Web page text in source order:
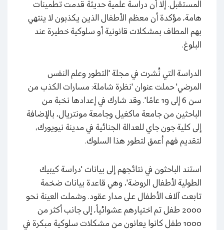
المستقبل. إلا أن دراسة علمية حديثة قدمت تطمينات
هامة، مؤكدة أن معظم الأطفال الذين يكذبون لا ينتهي
بهم المطاف بمشكلات قانونية أو سلوكية خطيرة عند
البلوغ.
الدراسة التي نُشرت في مجلة 'التطور وعلم النفس
المرضي' حملت عنوان 'نظرة شاملة: مسارات الكذب من
سن 6 إلى 19 عامًا'. وقد شارك في إعدادها نخبة من
الباحثين من جامعة ماكغيل وجامعة مونتريال، بالإضافة
إلى كلية جون جاي للعدالة الجنائية في مدينة نيويورك،
لتقديم فهم أعمق لتطور هذا السلوك.
استند الباحثون في نتائجهم إلى بيانات 'دراسة كيبيك
الطولية لأطفال الروضة'، وهي قاعدة بيانات ضخمة
تابعت آلاف الأطفال على مدار عقود. وشملت العينة نحو
2000 طفل تم اختيارهم عشوائياً، إلى جانب أكثر من
1000 طفل كانوا يعانون من مشكلات سلوكية مبكرة في